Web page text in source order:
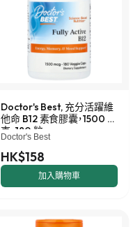
Doctor's Best, 充分活躍維
他命 B12 素食膠囊，1500 微
克，180 粒
Doctor's Best
HK$158
加入購物車